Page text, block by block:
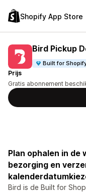
Shopify App Store
Bird Pickup
Built for
Prijs
Gratis abonnement
Plan ophalen in de
bezorging en
Bird is de Built for